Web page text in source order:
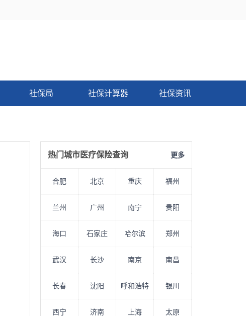
社保局 社保计算器 社保资讯
热门城市医疗保险查询 更多
合肥 北京 重庆 福州
兰州 广州 南宁 贵阳
海口 石家庄 哈尔滨 郑州
武汉 长沙 南京 南昌
长春 沈阳 呼和浩特 银川
西宁 济南 上海 太原